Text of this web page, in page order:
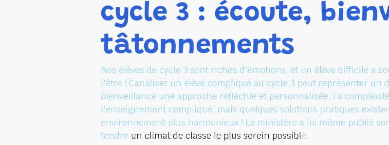
cycle 3 : écoute,
tâtonnements
Nos élèves de cycle 3 sont riches d'émotions, et un élève difficile a
l'être ! Canaliser un élève compliqué au cycle 3 peut représenter un
bienveillance une approche réfléchie et personnalisée. La
l'enseignement compliqué, mais quelques solutions pratiques
environnement plus harmonieux ! Le ministère a lui même publié
tendre un climat de classe le plus serein possible.